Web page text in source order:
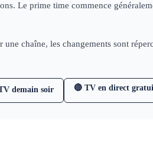
Le prime time commence
chaîne, les changements sont
demain soir 🔴 TV en direct